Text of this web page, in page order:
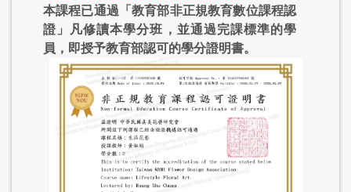
本課程已通過「教育部非正規教育數位課程認
證」凡修讀本學分班，並通過完課標準的學
員，即授予教育部認可的學分證明書。